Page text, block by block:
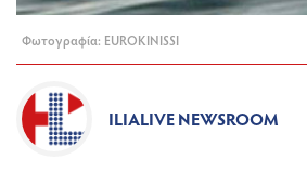
Φωτογραφία: EUROKINISSI
ILIALIVE NEWSROOM